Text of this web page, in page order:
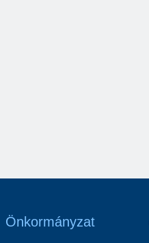
Önkormányzat